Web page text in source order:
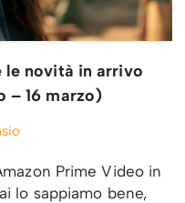
le novità in arrivo
– 16 marzo)
Prime Video in
lo sappiamo bene,